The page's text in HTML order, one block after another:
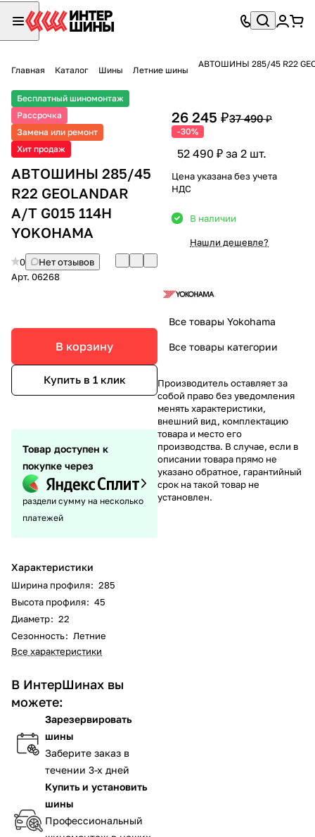
Главная Каталог Шины Летние шины
АВТОШИНЫ 285/45 R22
Бесплатный шиномонтаж
Рассрочка
Замена или ремонт
Хит продаж
АВТОШИНЫ 285/45
R22 GEOLANDAR
A/T G015 114H
YOKOHAMA
0
Нет отзывов
Арт. 06268
В корзину
Купить в 1 клик
Товар доступен к
покупке через
раздели сумму на несколько
платежей
Характеристики
Ширина профиля: 285
Высота профиля: 45
Диаметр: 22
Сезонность: Летние
Все характеристики
В ИнтерШинах вы
можете:
Зарезервировать
шины
Заберите заказ в
течении 3-х дней
Купить и установить
шины
Профессиональный
26 245 ₽37 490 ₽
-30%
52 490 ₽ за 2 шт.
Цена указана без учета
НДС
В наличии
Нашли дешевле?
Все товары Yokohama
Все товары категории
Производитель оставляет за
собой право без уведомления
менять характеристики,
внешний вид, комплектацию
товара и место его
производства. В случае, если в
описании товара прямо не
указано обратное, гарантийный
срок на такой товар не
установлен.